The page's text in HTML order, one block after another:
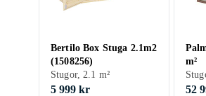
Bertilo Box Stuga 2.1m2
(1508256)
Stugor, 2.1 m²
5 999 kr
m²
52